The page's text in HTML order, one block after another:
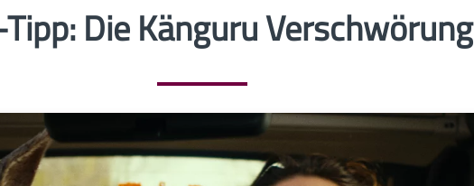
Die Känguru Verschwörung